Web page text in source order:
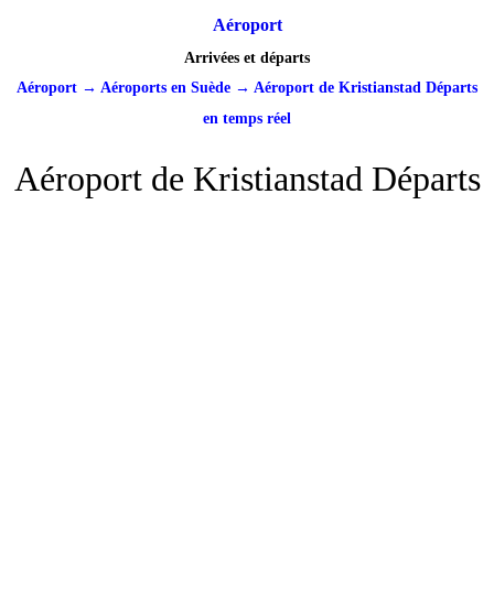
Aéroport
Arrivées et départs
Aéroport → Aéroports en Suède → Aéroport de Kristianstad Départs
en temps réel
Aéroport de Kristianstad Départs